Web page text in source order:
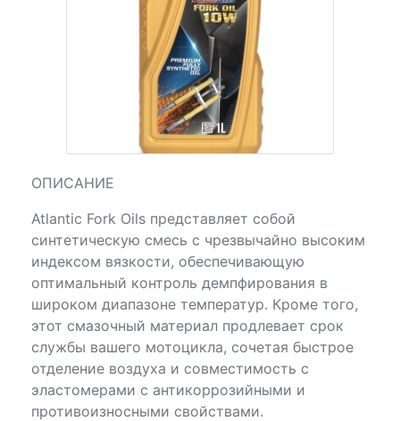
ОПИСАНИЕ
Atlantic Fork Oils представляет собой
синтетическую смесь с чрезвычайно высоким
индексом вязкости, обеспечивающую
оптимальный контроль демпфирования в
широком диапазоне температур. Кроме того,
этот смазочный материал продлевает срок
службы вашего мотоцикла, сочетая быстрое
отделение воздуха и совместимость с
эластомерами с антикоррозийными и
противоизносными свойствами.